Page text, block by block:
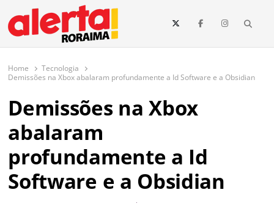
conteúdo
O maior portal de notícias de Roraima
O Alerta Roraima é seu portal de notícias completo sobre política,
e todo o estado de Roraima. Fique sempre informado com
atualizações em tempo real!
Home
Tecnologia
Demissões na Xbox abalaram profundamente a Id Software e a Obsidian
Demissões na Xbox
abalaram
profundamente a Id
Software e a Obsidian